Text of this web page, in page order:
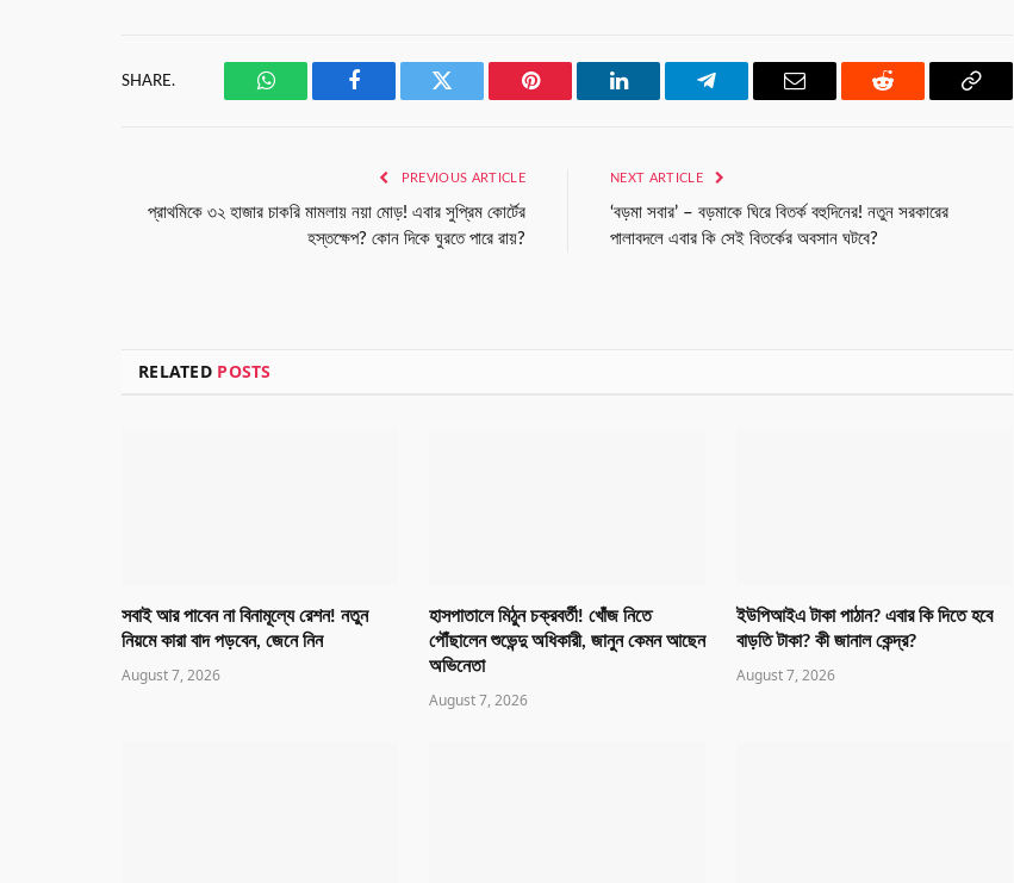
SHARE.
WhatsAppFacebook Twitter Pinterest LinkedIn Telegram Email Reddit
Copy
PREVIOUS ARTICLE
প্রাথমিকে ৩২ হাজার চাকরি মামলায় নয়া মোড়! এবার সুপ্রিম কোর্টের
হস্তক্ষেপ? কোন দিকে ঘুরতে পারে রায়?
NEXT ARTICLE
‘বড়মা সবার’ – বড়মাকে ঘিরে বিতর্ক বহুদিনের! নতুন সরকারের
পালাবদলে এবার কি সেই বিতর্কের অবসান ঘটবে?
RELATED POSTS
সবাই আর পাবেন না বিনামূল্যে রেশন! নতুন
নিয়মে কারা বাদ পড়বেন, জেনে নিন
August 7, 2026
হাসপাতালে মিঠুন চক্রবর্তী! খোঁজ নিতে
পৌঁছালেন শুভেন্দু অধিকারী, জানুন কেমন আছেন
অভিনেতা
August 7, 2026
ইউপিআইএ টাকা পাঠান? এবার কি দিতে হবে
বাড়তি টাকা? কী জানাল কেন্দ্র?
August 7, 2026